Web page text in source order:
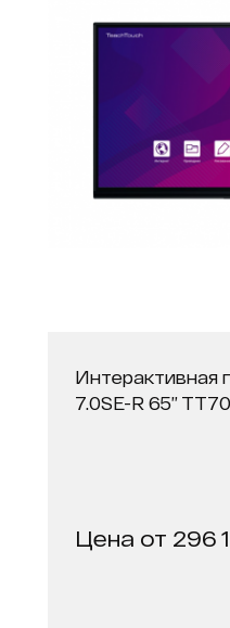
Интерактивная
7.0SE-R 65”
Цена от 296